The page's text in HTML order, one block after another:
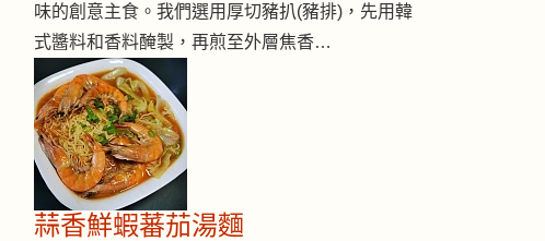
味的創意主食。我們選用厚切豬扒(豬排)，先用韓
式醬料和香料醃製，再煎至外層焦香…
蒜香鮮蝦蕃茄湯麵